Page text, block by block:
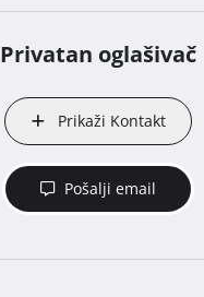
Privatan oglašivač
Prikaži Kontakt
Pošalji email